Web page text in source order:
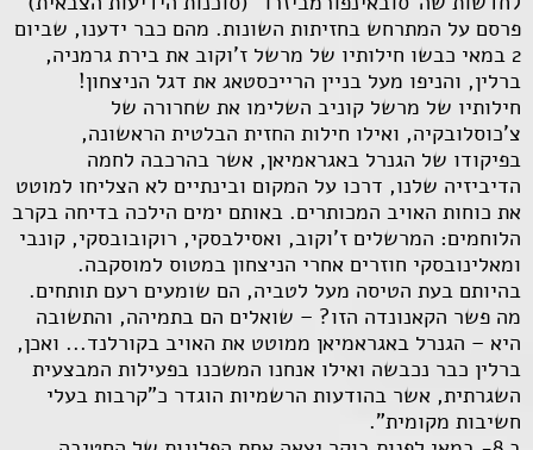
פרסם על המתרחש בחזיתות השונות. מהם כבר ידענו, שביום
2 במאי כבשו חילותיו של מרשל ז'וקוב את בירת גרמניה,
ברלין, והניפו מעל בניין הרייכסטאג את דגל הניצחון!
חילותיו של מרשל קוניב השלימו את שחרורה של
צ'כוסלובקיה, ואילו חילות החזית הבלטית הראשונה,
בפיקודו של הגנרל באגראמיאן, אשר בהרכבה לחמה
הדיביזיה שלנו, דרכו על המקום ובינתיים לא הצליחו למוטט
את כוחות האויב המכותרים. באותם ימים הילכה בדיחה בקרב
הלוחמים: המרשלים ז'וקוב, ואסילבסקי, רוקובובסקי, קונבי
ומאלינובסקי חוזרים אחרי הניצחון במטוס למוסקבה.
בהיותם בעת הטיסה מעל לטביה, הם שומעים רעם תותחים.
מה פשר הקאנונדה הזו? – שואלים הם בתמיהה, והתשובה
היא – הגנרל באגראמיאן ממוטט את האויב בקורלנד... ואכן,
ברלין כבר נכבשה ואילו אנחנו המשכנו בפעילות המבצעית
השגרתית, אשר בהודעות הרשמיות הוגדר כ"קרבות בעלי
חשיבות מקומית".